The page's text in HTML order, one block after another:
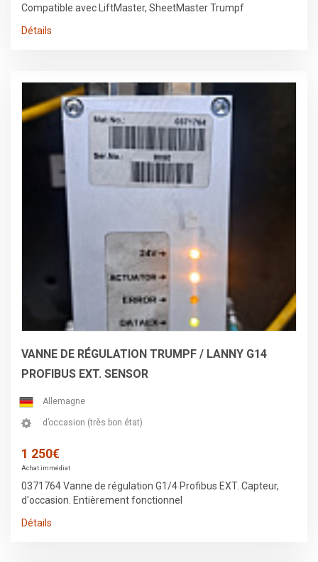
Compatible avec LiftMaster, SheetMaster Trumpf
Détails
VANNE DE RÉGULATION TRUMPF / LANNY G14
PROFIBUS EXT. SENSOR
Allemagne
d’occasion (très bon état)
1 250€
Achat immédiat
0371764 Vanne de régulation G1/4 Profibus EXT. Capteur,
d'occasion. Entièrement fonctionnel
Détails